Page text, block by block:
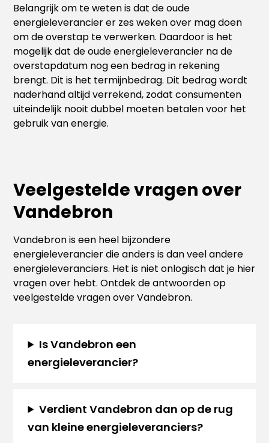
Belangrijk om te weten is dat de oude
energieleverancier er zes weken over mag doen
om de overstap te verwerken. Daardoor is het
mogelijk dat de oude energieleverancier na de
overstapdatum nog een bedrag in rekening
brengt. Dit is het termijnbedrag. Dit bedrag wordt
naderhand altijd verrekend, zodat consumenten
uiteindelijk nooit dubbel moeten betalen voor het
gebruik van energie.
Veelgestelde vragen over
Vandebron
Vandebron is een heel bijzondere
energieleverancier die anders is dan veel andere
energieleveranciers. Het is niet onlogisch dat je hier
vragen over hebt. Ontdek de antwoorden op
veelgestelde vragen over Vandebron.
Is Vandebron een
energieleverancier?
Verdient Vandebron dan op de rug
van kleine energieleveranciers?